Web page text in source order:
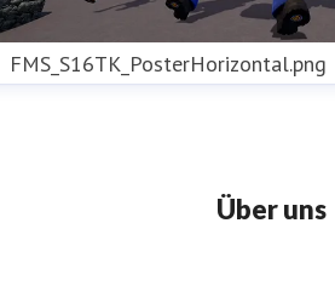
FMS_S16TK_PosterHorizontal.png
Über uns